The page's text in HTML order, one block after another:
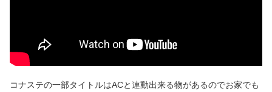
コナステの一部タイトルはACと連動出来る物があるのでお家でも